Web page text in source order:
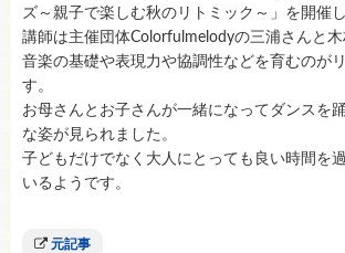
ズ～親子で楽しむ秋のリトミック～」を開催し
講師は主催団体Colorfulmelodyの三浦さんと木
音楽の基礎や表現力や協調性などを育むのが
す。
お母さんとお子さんが一緒になってダンスを
な姿が見られました。
子どもだけでなく大人にとっても良い時間を
いるようです。
元記事